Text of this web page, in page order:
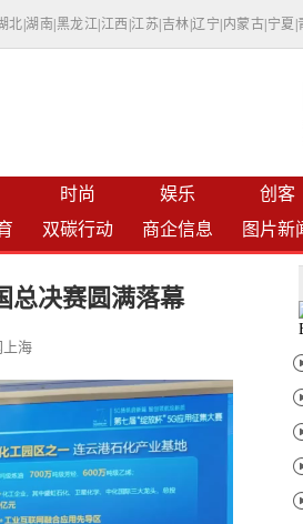
北 |湖南 黑龙江 江西 江苏 吉林 |辽宁 内蒙古 宁夏
时尚 娱乐 创客
双碳行动 商企信息 图片新
总决赛圆满落幕
上海